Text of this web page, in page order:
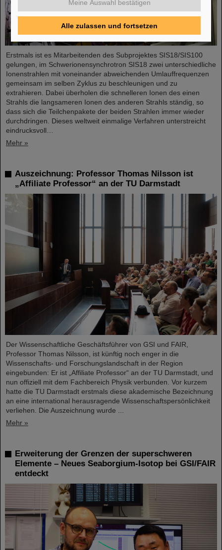
Erstmals ist es Mitarbeitenden des Subprojektes SIS18/SIS100
gelungen, im Schwerionensynchrotron SIS18 zwei unterschiedliche
Ionenstrahlen mit voneinander abweichenden Umlauffrequenzen
gemeinsam im selben Zyklus zu beschleunigen und zu
extrahieren. Dabei überholen die schnelleren Ionen des einen
Strahls die langsameren Ionen des anderen Strahls ständig, so
dass sich die Teilchenpakete der beiden Strahlen immer wieder
durchdringen. Dieses weltweit einmalige Verfahren unterstreicht
eindrucksvoll…
Mehr »
Auszeichnung: Professor Thomas Nilsson ist
„Affiliate Professor“ an der TU Darmstadt
Der Wissenschaftliche Geschäftsführer von GSI und FAIR,
Professor Thomas Nilsson, ist künftig noch enger in die
Wissenschafts- und Forschungslandschaft in der Region
eingebunden: Er ist „Affiliate Professor“ an der TU Darmstadt, und
nun offiziell mit dem Fachbereich Physik verbunden. Vor kurzem
hatte die TU Darmstadt erstmals diese akademische Bezeichnung
an eine international herausragende Wissenschaftspersönlichkeit
verliehen. Die Auszeichnung wurde ...
Mehr »
Erweiterung der Grenzen der superschweren
Elemente – Neues Seaborgium-Isotop bei GSI/FAIR
entdeckt
Meine Auswahl bestätigen
Alle zulassen und fortsetzen